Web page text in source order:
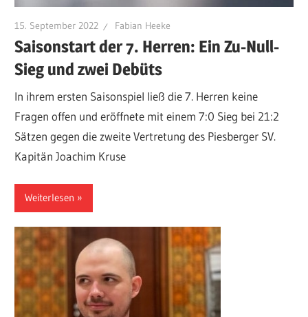
15. September 2022 Fabian Heeke
Saisonstart der 7. Herren: Ein Zu-Null-
Sieg und zwei Debüts
In ihrem ersten Saisonspiel ließ die 7. Herren keine
Fragen offen und eröffnete mit einem 7:0 Sieg bei 21:2
Sätzen gegen die zweite Vertretung des Piesberger SV.
Kapitän Joachim Kruse
Weiterlesen